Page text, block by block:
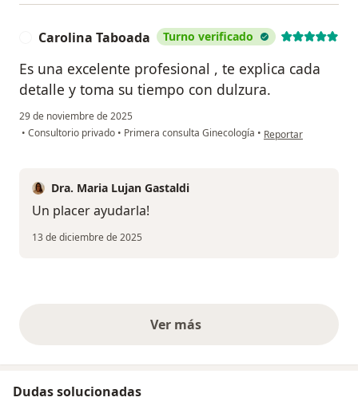
Carolina Taboada Turno verificado
Es una excelente profesional , te explica cada
detalle y toma su tiempo con dulzura.
29 de noviembre de 2025
• Consultorio privado • Primera consulta Ginecología • en opinión del
Reportar
Dra. Maria Lujan Gastaldi
Un placer ayudarla!
13 de diciembre de 2025
Ver másopiniones anteriores
Dudas solucionadas